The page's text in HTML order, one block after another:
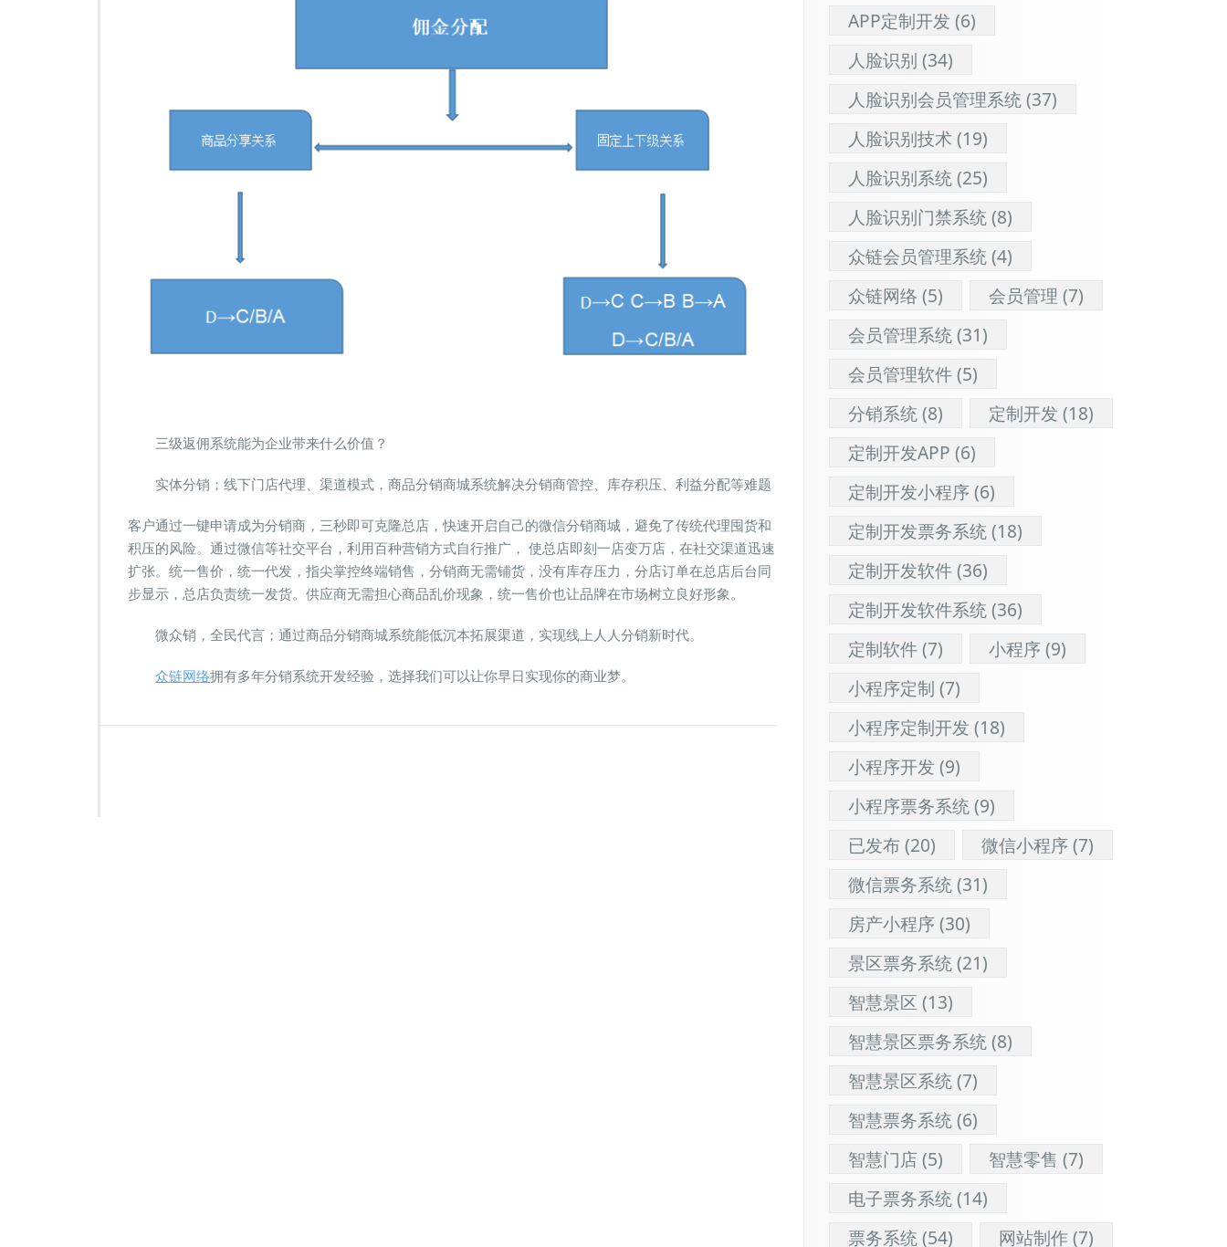
三级返佣系统能为企业带来什么价值？
实体分销；线下门店代理、渠道模式，商品分销商城系统解决分销商管控、库存积压、利益分配等难题
客户通过一键申请成为分销商，三秒即可克隆总店，快速开启自己的微信分销商城，避免了传统代理囤货和
积压的风险。通过微信等社交平台，利用百种营销方式自行推广， 使总店即刻一店变万店，在社交渠道迅速
扩张。统一售价，统一代发，指尖掌控终端销售，分销商无需铺货，没有库存压力，分店订单在总店后台同
步显示，总店负责统一发货。供应商无需担心商品乱价现象，统一售价也让品牌在市场树立良好形象。
微众销，全民代言；通过商品分销商城系统能低沉本拓展渠道，实现线上人人分销新时代。
众链网络拥有多年分销系统开发经验，选择我们可以让你早日实现你的商业梦。
APP定制开发 (6)
人脸识别 (34)
人脸识别会员管理系统(37)
人脸识别技术(19)
人脸识别系统(25)
人脸识别门禁系统(8)
众链会员管理系统(4)
众链网络 (5) 会员管理 (7)
会员管理系统(31)
会员管理软件(5)
分销系统(8) 定制开发 (18)
定制开发APP (6)
定制开发小程序(6)
定制开发票务系统(18)
定制开发软件(36)
定制开发软件系统(36)
定制软件(7) 小程序(9)
小程序定制 (7)
小程序定制开发 (18)
小程序开发 (9)
小程序票务系统(9)
已发布(20) 微信小程序(7)
微信票务系统(31)
房产小程序(30)
景区票务系统(21)
智慧景区 (13)
智慧景区票务系统(8)
智慧景区系统(7)
智慧票务系统(6)
智慧门店(5) 智慧零售 (7)
电子票务系统(14)
票务系统(54) 网站制作(7)